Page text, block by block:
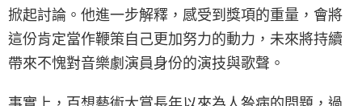
掀起討論。他進一步解釋，感受到獎項的重量，會將
這份肯定當作鞭策自己更加努力的動力，未來將持續
帶來不愧對音樂劇演員身份的演技與歌聲。